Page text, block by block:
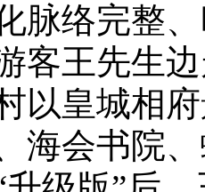
脉络完整
客王先生
以皇城相
海会书院